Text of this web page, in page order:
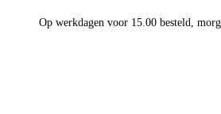
Op werkdagen voor 15.00 besteld,